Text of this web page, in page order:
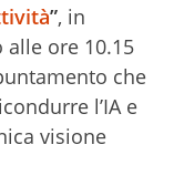
”, in
ore 10.15
che
l’IA e
visione